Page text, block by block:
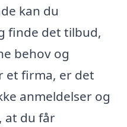
kan du
finde det tilbud,
behov og
et firma, er det
anmeldelser og
at du får